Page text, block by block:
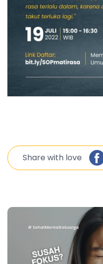
Share with love